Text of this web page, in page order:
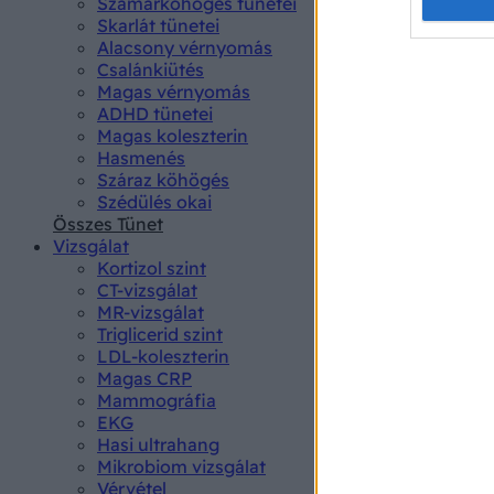
Skarlát tünetei
Alacsony vérnyomás
Csalánkiütés
Magas vérnyomás
ADHD tünetei
Magas koleszterin
Hasmenés
Száraz köhögés
Szédülés okai
Összes Tünet
Vizsgálat
Kortizol szint
CT-vizsgálat
MR-vizsgálat
Triglicerid szint
LDL-koleszterin
Magas CRP
Mammográfia
EKG
Hasi ultrahang
Mikrobiom vizsgálat
Vérvétel